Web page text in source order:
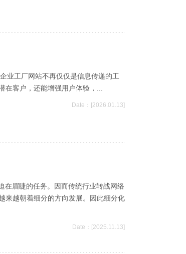
业工厂网站不再仅仅是信息传递的工
客户，还能增强用户体验，...
Date：[2026.01.13]
在眉睫的任务。因而传统行业转战网络
来越朝着细分的方向发展。因此细分化
Date：[2025.11.13]